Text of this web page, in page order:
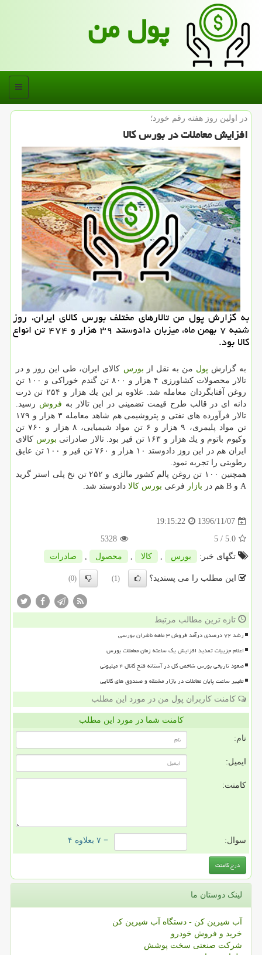
پول من
منو
در اولین روز هفته رقم خورد؛
افزایش معاملات در بورس كالا
به گزارش پول من تالارهای مختلف بورس كالای ایران، روز
شنبه ۷ بهمن ماه، میزبان دادوستد ۳۹ هزار و ۴۷۴ تن انواع
كالا بود.
به گزارش پول من به نقل از بورس كالای ایران، طی این روز و در
تالار محصولات كشاورزی ۴ هزار و ۸۰۰ تن گندم خوراكی و ۱۰۰ تن
روغن آفتابگردان معامله شد. علاوه بر این یك هزار و ۲۵۴ تن ذرت
دانه ای در قالب طرح قیمت تضمینی در این تالار به فروش رسید.
تالار فرآورده های نفتی و پتروشیمی هم شاهد معامله ۳ هزار و ۱۷۹
تن مواد پلیمری، ۹ هزار و ۶ تن مواد شیمیایی، ۸ هزار و ۷۶۰ تن
وكیوم باتوم و یك هزار و ۱۶۳ تن قیر بود. تالار صادراتی
بورس كالای
ایران هم در این روز دادوستد ۱۰ هزار و ۷۶۰ تن قیر و ۱۰۰ تن عایق
رطوبتی را تجربه نمود.
همچنین ۱۰۰ تن روغن پالم كشور مالزی و ۲۵۲ تن نخ پلی استر گرید
A و B هم در
بازار فرعی بورس كالا دادوستد شد.
1396/11/07
19:15:22
5.0
/ 5
5328
تگهای خبر:
بورس , كالا , محصول , صادرات
این مطلب را می پسندید؟ (1)
(0)
تازه ترین مطالب مرتبط
رشد ۷۲ درصدی درآمد فروش ۳ ماهه ناشران بورسی
اعلام جزییات تمدید افزایش یک ساعته زمان معاملات بورس
صعود تاریخی بورس شاخص کل در آستانه فتح کانال ۴ میلیونی
تغییر ساعت پایان معاملات در بازار مشتقه و صندوق های کالایی
کامنت کاربران پول من در مورد این مطلب
کامنت شما در مورد این مطلب
نام:
ایمیل:
کامنت:
سوال: = ۷ بعلاوه ۴
لینک دوستان ما
آب شیرین کن - دستگاه آب شیرین کن
خرید و فروش خودرو
شرکت صنعتی سخت پوشش